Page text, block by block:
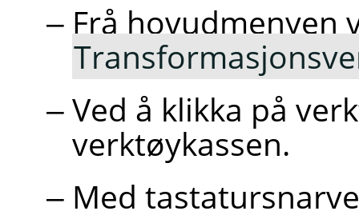
Frå hovudmenyen
Ved å klikka på
verktøykassen.
Med